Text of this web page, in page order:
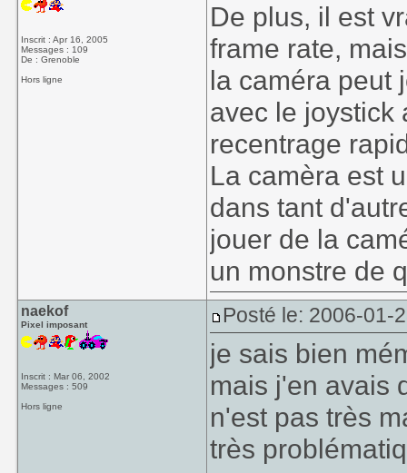
Inscrit : Apr 16, 2005
Messages : 109
De : Grenoble
Hors ligne
De plus, il est
frame rate,
la caméra peut
avec le joystick
recentrage
La camèra est
dans tant
jouer de la
un monstre de
naekof
Pixel imposant
Inscrit : Mar 06, 2002
Messages : 509
Hors ligne
Posté le: 2006-01-
je sais bien
mais j'en avais
n'est pas très
très